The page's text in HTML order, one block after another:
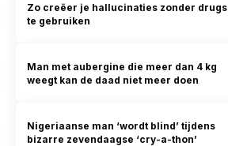
Zo creëer je hallucinaties zonder drugs
te gebruiken
Man met aubergine die meer dan 4 kg
weegt kan de daad niet meer doen
Nigeriaanse man ‘wordt blind’ tijdens
bizarre zevendaagse ‘cry-a-thon’